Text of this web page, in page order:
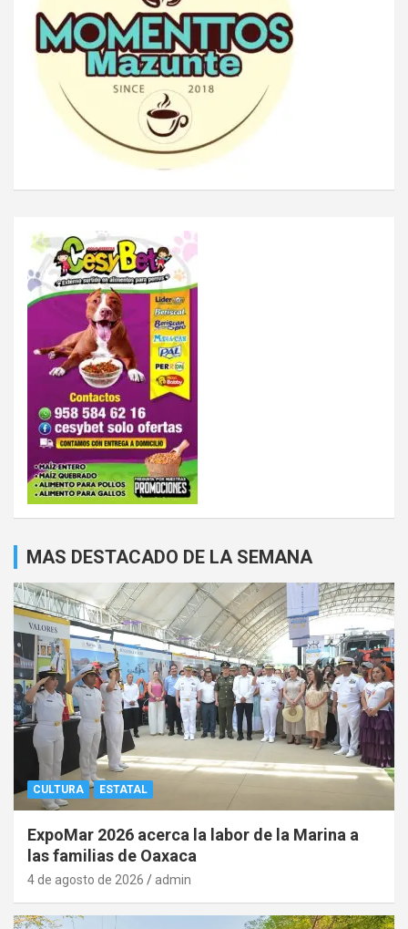
MAS DESTACADO DE LA SEMANA
CULTURA ESTATAL
ExpoMar 2026 acerca la labor de la Marina a
las familias de Oaxaca
4 de agosto de 2026 admin